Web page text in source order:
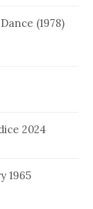
(1978)
2024
1965